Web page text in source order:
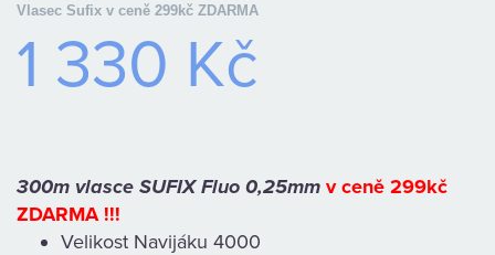
TOP
O
OBCHODNÍ
PODMÍNKY
Vlasec Sufix v ceně 299kč ZDARMA
1 330 Kč
300m vlasce SUFIX Fluo 0,25mm v ceně 299kč
ZDARMA !!!
Velikost Navijáku 4000